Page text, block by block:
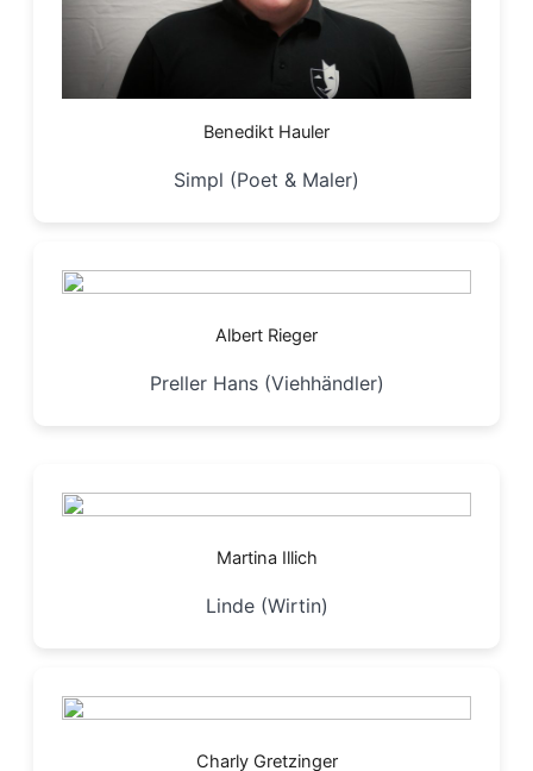
Benedikt Hauler
Simpl (Poet & Maler)
Albert Rieger
Preller Hans (Viehhändler)
Martina Illich
Linde (Wirtin)
Charly Gretzinger